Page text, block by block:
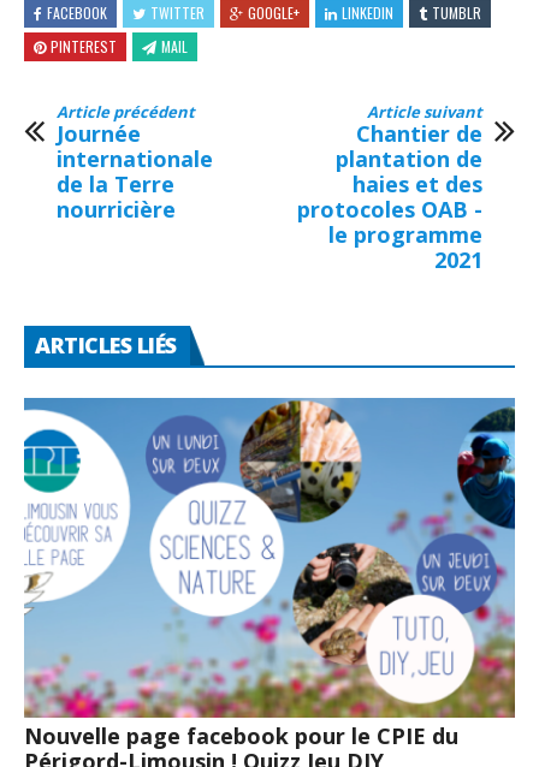
FACEBOOK TWITTER GOOGLE+ LINKEDIN
TUMBLR
PINTEREST
MAIL
Article précédent
Journée
internationale
de la Terre
nourricière
Article suivant
Chantier de
plantation de
haies et des
protocoles OAB -
le programme
2021
ARTICLES LIÉS
Nouvelle page facebook pour le CPIE du
Périgord-Limousin ! Quizz Jeu DIY